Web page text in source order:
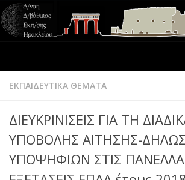
ΕΚΠΑΙΔΕΥΤΙΚΑ ΘΕΜΑΤΑ
ΔΙΕΥΚΡΙΝΙΣΕΙΣ ΓΙΑ ΤΗ
ΥΠΟΒΟΛΗΣ ΑΙΤΗΣΗΣ-
ΥΠΟΨΗΦΙΩΝ ΣΤΙΣ